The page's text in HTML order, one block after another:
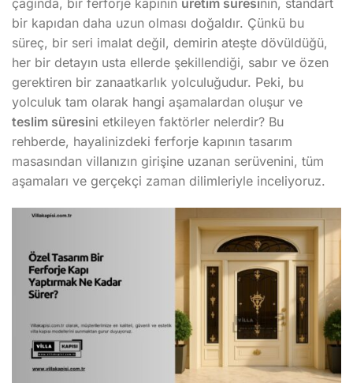
çağında, bir ferforje kapının üretim süresinin, standart
bir kapıdan daha uzun olması doğaldır. Çünkü bu
süreç, bir seri imalat değil, demirin ateşte dövüldüğü,
her bir detayın usta ellerde şekillendiği, sabır ve özen
gerektiren bir zanaatkarlık yolculuğudur. Peki, bu
yolculuk tam olarak hangi aşamalardan oluşur ve
teslim süresini etkileyen faktörler nelerdir? Bu
rehberde, hayalinizdeki ferforje kapının tasarım
masasından villanızın girişine uzanan serüvenini, tüm
aşamaları ve gerçekçi zaman dilimleriyle inceliyoruz.